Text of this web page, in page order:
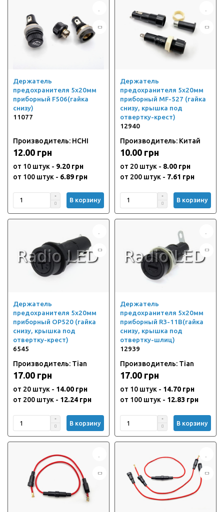
Держатель
предохранителя 5х20мм
приборный F506(гайка
снизу)
11077
Производитель: HCHI
12.00 грн
от 10 штук - 9.20 грн
от 100 штук - 6.89 грн
В корзину
Держатель
предохранителя 5х20мм
приборный MF-527 (гайка
снизу, крышка под
отвертку-крест)
12940
Производитель: Китай
10.00 грн
от 20 штук - 8.00 грн
от 200 штук - 7.61 грн
В корзину
Держатель
предохранителя 5х20мм
приборный OP520 (гайка
снизу, крышка под
отвертку-крест)
6545
Производитель: Tian
17.00 грн
от 20 штук - 14.00 грн
от 200 штук - 12.24 грн
В корзину
Держатель
предохранителя 5х20мм
приборный R3-11B(гайка
снизу, крышка под
отвертку-шлиц)
12939
Производитель: Tian
17.00 грн
от 10 штук - 14.70 грн
от 100 штук - 12.83 грн
В корзину